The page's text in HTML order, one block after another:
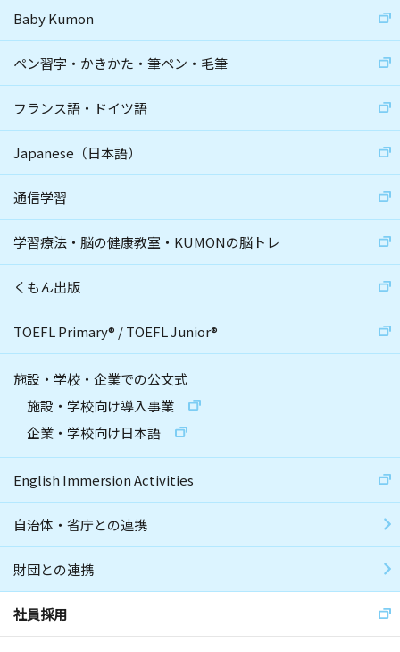
Baby Kumon
ペン習字・かきかた・筆ペン・毛筆
フランス語・ドイツ語
Japanese（日本語）
通信学習
学習療法・脳の健康教室・KUMONの脳トレ
くもん出版
TOEFL Primary® /TOEFL Junior®
施設・学校・企業での公文式
施設・学校向け導入事業
企業・学校向け日本語
English Immersion Activities
自治体・省庁との連携
財団との連携
社員採用